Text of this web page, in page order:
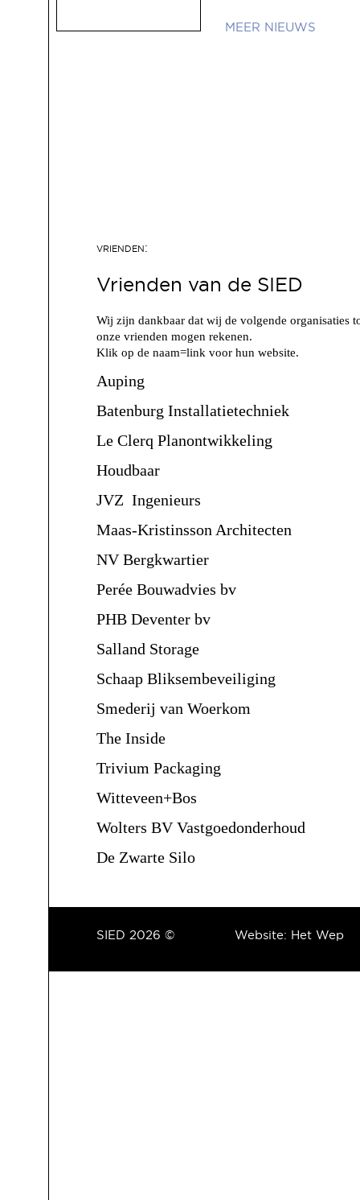
NIEUWS
Vrienden van de SIED
Wij zijn dankbaar dat wij de volgende organisaties
onze vrienden mogen rekenen.
Klik op de naam=link voor hun website.
Auping
Batenburg Installatietechniek
Le Clerq Planontwikkeling
Houdbaar
JVZ Ingenieurs
Maas-Kristinsson Architecten
NV Bergkwartier
Perée Bouwadvies bv
PHB Deventer bv
Salland Storage
Schaap Bliksembeveiliging
Smederij van Woerkom
The Inside
Trivium Packaging
Witteveen+Bos
Wolters BV Vastgoedonderhoud
De Zwarte Silo
Website: Het Wep
SIED 2026 ©